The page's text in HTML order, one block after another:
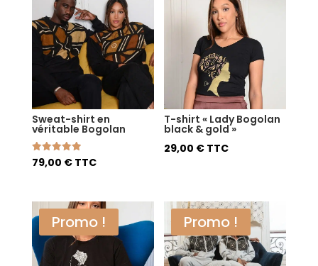
Sweat-shirt en
véritable Bogolan
Note
5.00
79,00 € TTC
T-shirt « Lady Bogolan
black & gold »
29,00 € TTC
Promo ! Promo !